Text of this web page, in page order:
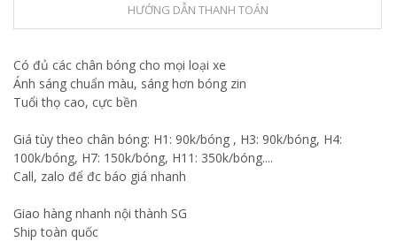
HƯỚNG DẪN THANH TOÁN
Có đủ các chân bóng cho mọi loại xe
Ánh sáng chuẩn màu, sáng hơn bóng zin
Tuổi thọ cao, cực bền
Giá tùy theo chân bóng: H1: 90k/bóng , H3: 90k/bóng, H4:
100k/bóng, H7: 150k/bóng, H11: 350k/bóng....
Call, zalo để đc báo giá nhanh
Giao hàng nhanh nội thành SG
Ship toàn quốc